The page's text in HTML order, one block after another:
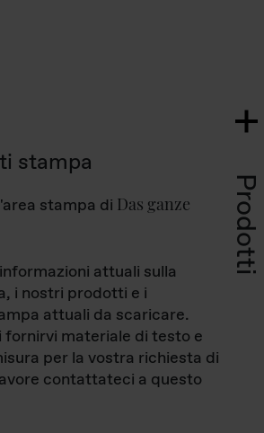
Prodotti
stampa
stampa di Das ganze
attuali sulla
i nostri prodotti e i
attuali da scaricare.
fornirvi materiale di testo e
per la vostra richiesta di
contattateci a questo